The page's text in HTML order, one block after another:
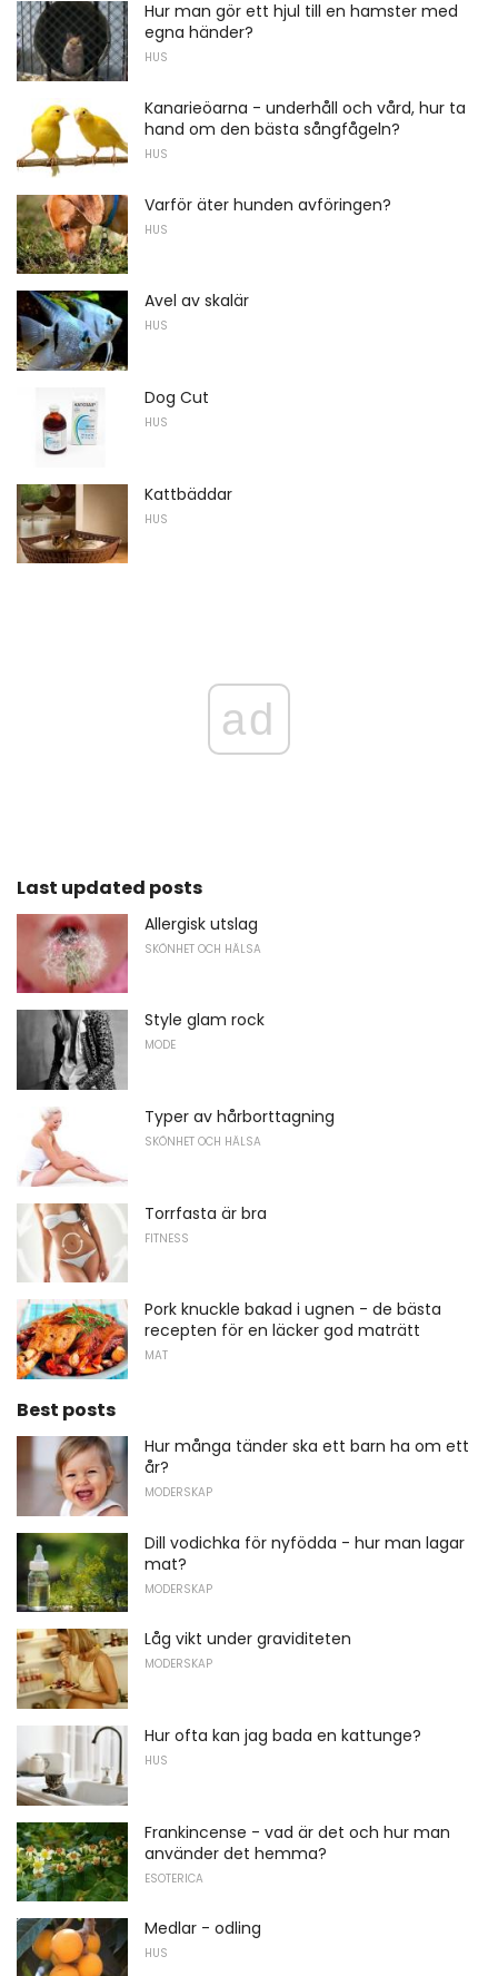
Hur man gör ett hjul till en hamster med
egna händer?
HUS
Kanarieöarna - underhåll och vård, hur ta
hand om den bästa sångfågeln?
HUS
Varför äter hunden avföringen?
HUS
Avel av skalär
HUS
Dog Cut
HUS
Kattbäddar
HUS
ad
Last updated posts
Allergisk utslag
SKÖNHET OCH HÄLSA
Style glam rock
MODE
Typer av hårborttagning
SKÖNHET OCH HÄLSA
Torrfasta är bra
FITNESS
Pork knuckle bakad i ugnen - de bästa
recepten för en läcker god maträtt
MAT
Best posts
Hur många tänder ska ett barn ha om ett
år?
MODERSKAP
Dill vodichka för nyfödda - hur man lagar
mat?
MODERSKAP
Låg vikt under graviditeten
MODERSKAP
Hur ofta kan jag bada en kattunge?
HUS
Frankincense - vad är det och hur man
använder det hemma?
ESOTERICA
Medlar - odling
HUS